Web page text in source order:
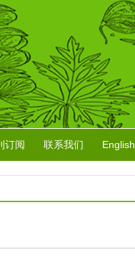
订阅 联系我们 English